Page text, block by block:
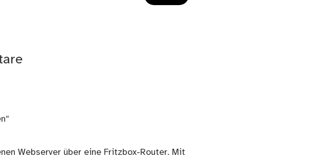
Webserver über eine Fritzbox-Router. Mit